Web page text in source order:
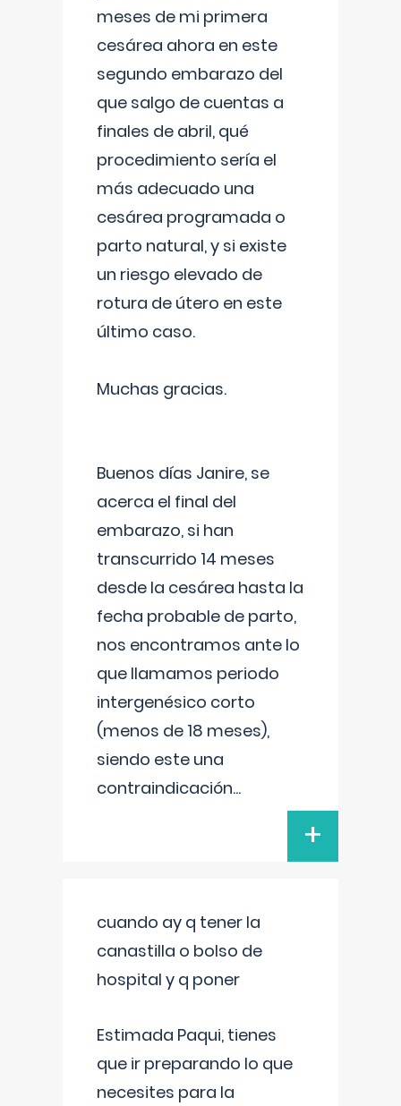
meses de mi primera
cesárea ahora en este
segundo embarazo del
que salgo de cuentas a
finales de abril, qué
procedimiento sería el
más adecuado una
cesárea programada o
parto natural, y si existe
un riesgo elevado de
rotura de útero en este
último caso.
Muchas gracias.
Buenos días Janire, se
acerca el final del
embarazo, si han
transcurrido 14 meses
desde la cesárea hasta la
fecha probable de parto,
nos encontramos ante lo
que llamamos periodo
intergenésico corto
(menos de 18 meses),
siendo este una
contraindicación...
+
cuando ay q tener la
canastilla o bolso de
hospital y q poner
Estimada Paqui, tienes
que ir preparando lo que
necesites para la